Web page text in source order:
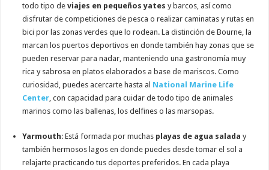
todo tipo deviajes en pequeños yates y barcos, así como
disfrutar de competiciones de pesca o realizar caminatas y rutas en
bici por las zonas verdes que lo rodean. La distinción de Bourne, la
marcan los puertos deportivos en donde también hay zonas que se
pueden reservar para nadar, manteniendo una gastronomía muy
rica y sabrosa en platos elaborados a base de mariscos. Como
curiosidad, puedes acercarte hasta al National Marine Life
Center , con capacidad para cuidar de todo tipo de animales
marinos como las ballenas, los delfines o las marsopas.
Yarmouth: Está formada por muchas playas de agua salada y
también hermosos lagos en donde puedes desde tomar el sol a
relajarte practicando tus deportes preferidos. En cada playa